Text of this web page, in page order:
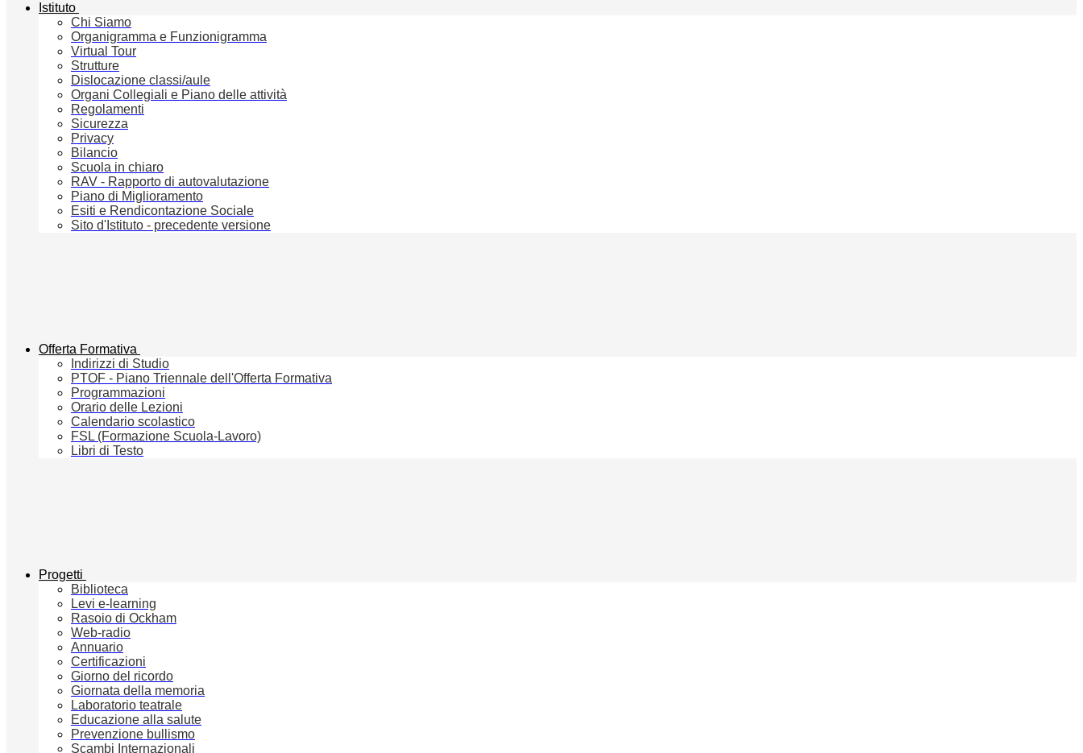
Istituto
Chi Siamo
Organigramma e Funzionigramma
Virtual Tour
Strutture
Dislocazione classi/aule
Organi Collegiali e Piano delle attività
Regolamenti
Sicurezza
Privacy
Bilancio
Scuola in chiaro
RAV - Rapporto di autovalutazione
Piano di Miglioramento
Esiti e Rendicontazione Sociale
Sito d'Istituto - precedente versione
Offerta Formativa
Indirizzi di Studio
PTOF - Piano Triennale dell'Offerta Formativa
Programmazioni
Orario delle Lezioni
Calendario scolastico
FSL (Formazione Scuola-Lavoro)
Libri di Testo
Progetti
Biblioteca
Levi e-learning
Rasoio di Ockham
Web-radio
Annuario
Certificazioni
Giorno del ricordo
Giornata della memoria
Laboratorio teatrale
Educazione alla salute
Prevenzione bullismo
Scambi Internazionali